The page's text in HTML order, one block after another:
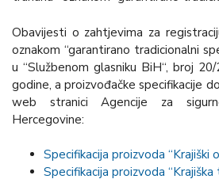
Obavijesti o zahtjevima za
oznakom “garantirano tradicionalni
u “Službenom glasniku BiH“, broj
godine, a proizvođačke specifikacije
web stranici Agencije za
Hercegovine:
Specifikacija proizvoda “Krajiški
Specifikacija proizvoda “Krajiška